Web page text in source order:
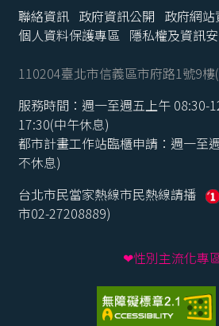
聯絡資訊 政府資訊公開 政府網
個人資料保護專區 隱私權及資訊
110204臺北市信義區市府路1號9樓
服務時間：週一至週五上午 08:30-
17:30(中午休息)
都市計畫工作站臨櫃申請：週一至
不休息)
台北市民當家熱線市民熱線請播
市02-27208889)
❤性別主流化專